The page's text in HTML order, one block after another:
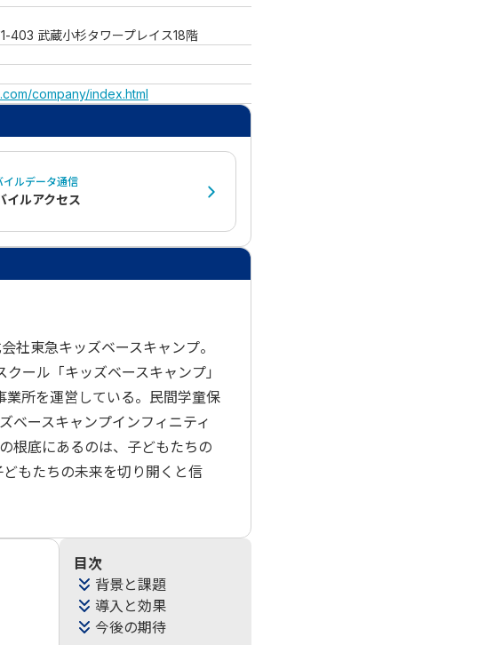
403 武蔵小杉タワープレイス18階
company/index.html
イルデータ通信
イルアクセス
社東急キッズベースキャンプ。
ール「キッズベースキャンプ」
所を運営している。民間学童保
ベースキャンプインフィニティ
根底にあるのは、子どもたちの
もたちの未来を切り開くと信
目次
背景と課題
導入と効果
今後の期待